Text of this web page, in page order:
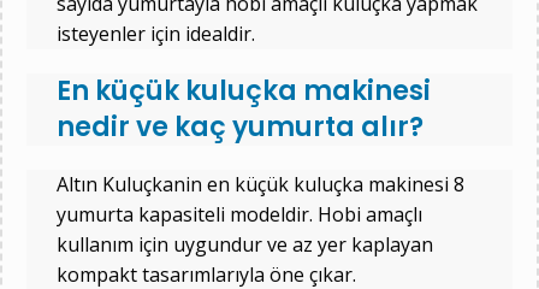
isteyenler için idealdir.
En küçük kuluçka makinesi
nedir ve kaç yumurta alır?
Altın Kuluçkanin en küçük kuluçka makinesi 8
yumurta kapasiteli modeldir. Hobi amaçlı
kullanım için uygundur ve az yer kaplayan
kompakt tasarımlarıyla öne çıkar.